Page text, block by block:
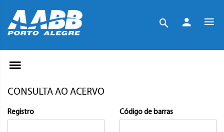
CONSULTA AO ACERVO
Registro Código de barras